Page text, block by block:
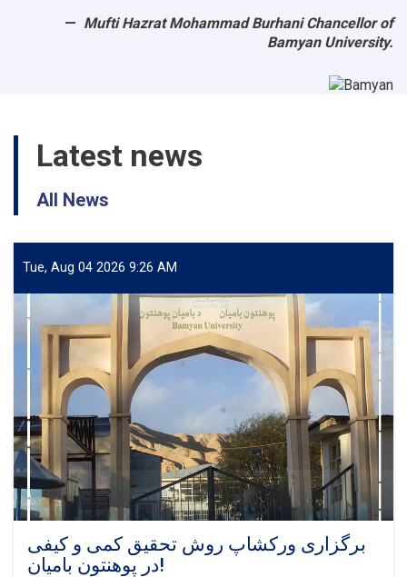
Mufti Hazrat Mohammad Burhani Chancellor of
Bamyan University.
Latest news
All News
Tue, Aug 04 2026 9:26 AM
برگزاری ورکشاپ روش تحقیق کمی و کیفی
در پوهنتون بامیان!